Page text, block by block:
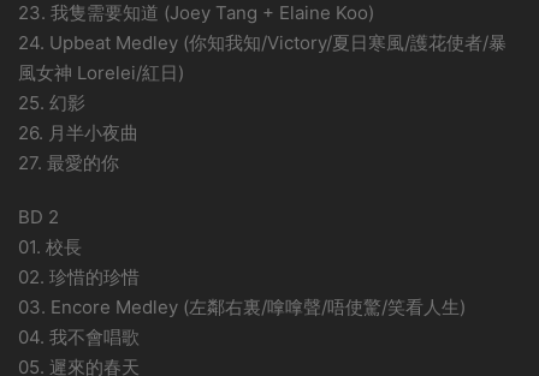
23. 我隻需要知道 (Joey Tang + Elaine Koo)
24. Upbeat Medley (你知我知/Victory/夏日寒風/護花使者/暴
風女神 Lorelei/紅日)
25. 幻影
26. 月半小夜曲
27. 最愛的你
BD 2
01. 校長
02. 珍惜的珍惜
03. Encore Medley (左鄰右裏/嗱嗱聲/唔使驚/笑看人生)
04. 我不會唱歌
05. 遲來的春天